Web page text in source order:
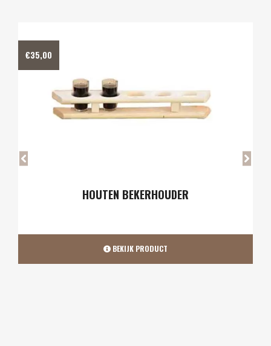
€40,00
AS-SCHEP & POOK
BEKIJK PRODUCT